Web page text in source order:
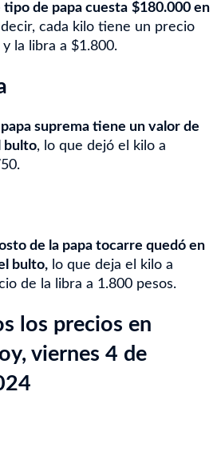
tipo de papa cuesta $180.000 en
decir, cada kilo tiene un precio
la libra a $1.800.
suprema tiene un valor de
bulto, lo que dejó el kilo a
de la papa tocarre quedó en
bulto, lo que deja el kilo a
de la libra a 1.800 pesos.
los precios en
viernes 4 de